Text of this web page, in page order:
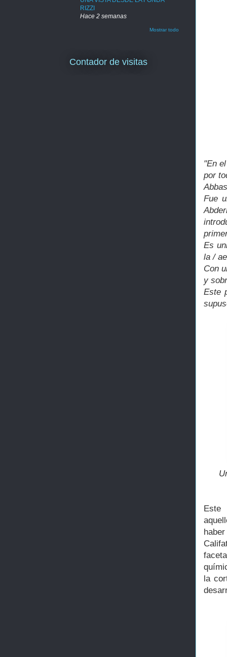
"En
por
Fue
Es
la /
Con
y
Este
Este
la
RIZZI
Hace 2 semanas
Mostrar todo
Contador de visitas